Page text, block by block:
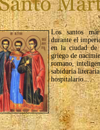
Los santos
durante el
en la ciudad
griego de
romano,
sabiduría
hospitalario....